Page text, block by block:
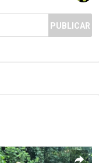
PUBLICAR